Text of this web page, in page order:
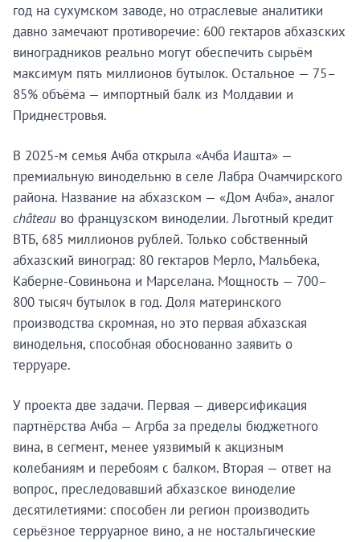
год на сухумском заводе, но отраслевые аналитики
давно замечают противоречие: 600 гектаров абхазских
виноградников реально могут обеспечить сырьём
максимум пять миллионов бутылок. Остальное — 75–
85% объёма — импортный балк из Молдавии и
Приднестровья.
В 2025-м семья Ачба открыла «Ачба Иашта» —
премиальную винодельню в селе Лабра Очамчирского
района. Название на абхазском — «Дом Ачба», аналог
château во французском виноделии. Льготный кредит
ВТБ, 685 миллионов рублей. Только собственный
абхазский виноград: 80 гектаров Мерло, Мальбека,
Каберне-Совиньона и Марселана. Мощность — 700–
800 тысяч бутылок в год. Доля материнского
производства скромная, но это первая абхазская
винодельня, способная обоснованно заявить о
терруаре.
У проекта две задачи. Первая — диверсификация
партнёрства Ачба — Агрба за пределы бюджетного
вина, в сегмент, менее уязвимый к акцизным
колебаниям и перебоям с балком. Вторая — ответ на
вопрос, преследовавший абхазское виноделие
десятилетиями: способен ли регион производить
серьёзное терруарное вино, а не ностальгические